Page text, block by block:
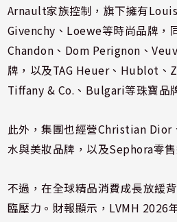
Arnault家族控制，旗下擁有
Givenchy、Loewe等時尚品牌，
Chandon、Dom Perignon、
牌，以及TAG Heuer、Hublot、
Tiffany & Co.、Bulgari等珠寶品
此外，集團也經營Christian
水與美妝品牌，以及Sephora零售
不過，在全球精品消費成長放緩
臨壓力。財報顯示，LVMH 2026